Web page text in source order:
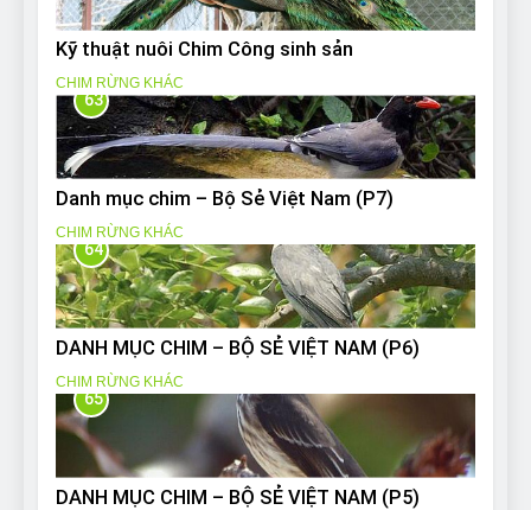
Kỹ thuật nuôi Chim Công sinh sản
CHIM RỪNG KHÁC
63
Danh mục chim – Bộ Sẻ Việt Nam (P7)
CHIM RỪNG KHÁC
64
DANH MỤC CHIM – BỘ SẺ VIỆT NAM (P6)
CHIM RỪNG KHÁC
65
DANH MỤC CHIM – BỘ SẺ VIỆT NAM (P5)